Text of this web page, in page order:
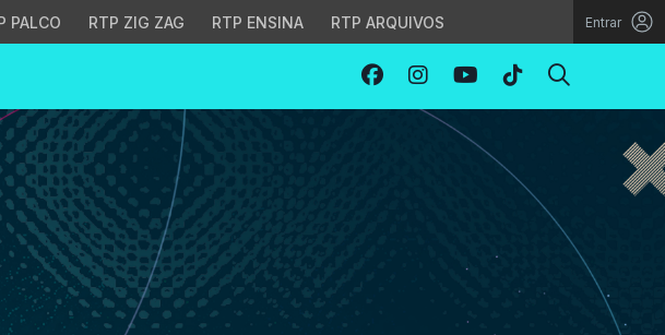
PALCO RTP ZIG ZAG RTP ENSINA RTP ARQUIVOS Entrar